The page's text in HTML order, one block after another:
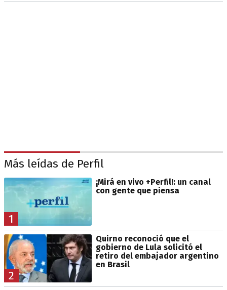
Más leídas de Perfil
1
¡Mirá en vivo +Perfil!: un canal
con gente que piensa
2
Quirno reconoció que el
gobierno de Lula solicitó el
retiro del embajador argentino
en Brasil